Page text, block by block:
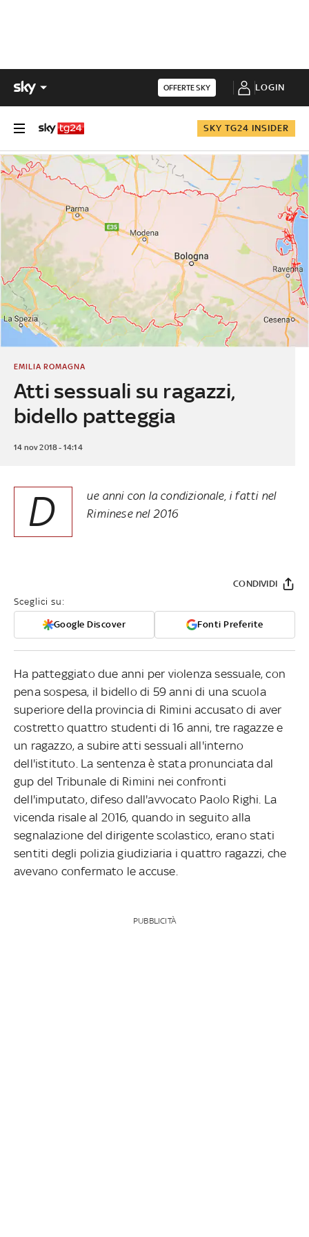
OFFERTE SKY LOGIN
SKY TG24 INSIDER
Atti sessuali su ragazzi,
bidello patteggia
EMILIA ROMAGNA
14 nov 2018 - 14:14
D
ue anni con la condizionale, i fatti nel
Riminese nel 2016
Sceglici su:
Google Discover Fonti Preferite
CONDIVIDI
Ha patteggiato due anni per violenza sessuale, con
pena sospesa, il bidello di 59 anni di una scuola
superiore della provincia di Rimini accusato di aver
costretto quattro studenti di 16 anni, tre ragazze e
un ragazzo, a subire atti sessuali all'interno
dell'istituto. La sentenza è stata pronunciata dal
gup del Tribunale di Rimini nei confronti
dell'imputato, difeso dall'avvocato Paolo Righi. La
vicenda risale al 2016, quando in seguito alla
segnalazione del dirigente scolastico, erano stati
sentiti degli polizia giudiziaria i quattro ragazzi, che
avevano confermato le accuse.
PUBBLICITÀ